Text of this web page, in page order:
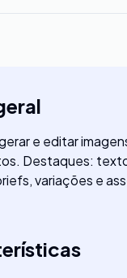
e editar
Destaques:
variações e